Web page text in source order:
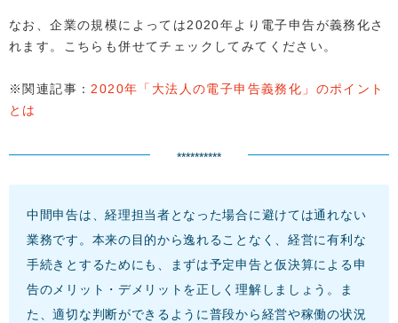
なお、企業の規模によっては2020年より電子申告が義務化さ
れます。こちらも併せてチェックしてみてください。
※関連記事：2020年「大法人の電子申告義務化」のポイント
とは
**********
中間申告は、経理担当者となった場合に避けては通れない
業務です。本来の目的から逸れることなく、経営に有利な
手続きとするためにも、まずは予定申告と仮決算による申
告のメリット・デメリットを正しく理解しましょう。ま
た、適切な判断ができるように普段から経営や稼働の状況